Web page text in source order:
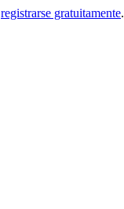
registrarse gratuitamente.